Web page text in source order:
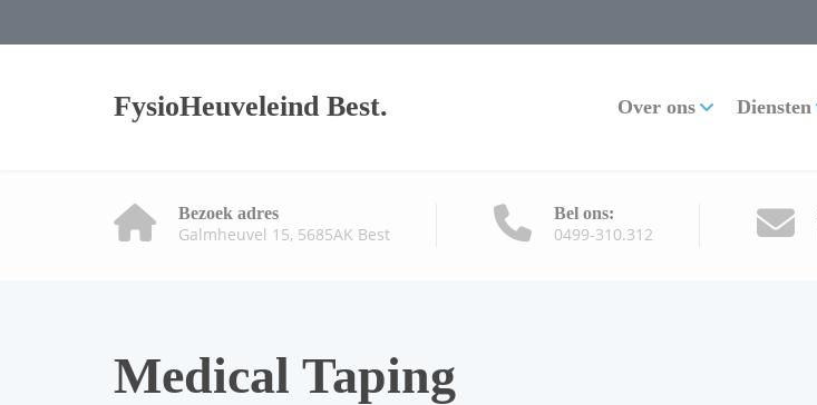
FysioHeuveleind Best. Over ons Diensten
Bezoek adres
Galmheuvel 15, 5685AK Best
Bel ons:
0499-310.312
Medical Taping